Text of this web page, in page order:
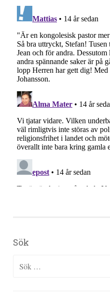
Sök
Sök efter: